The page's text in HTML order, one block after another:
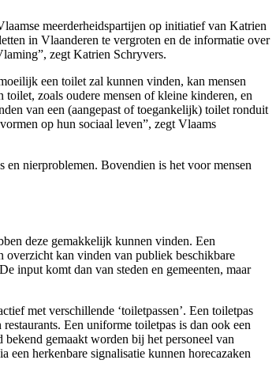
meerderheidspartijen op initiatief van Katrien
in Vlaanderen te vergroten en de informatie over
zegt Katrien Schryvers.
een toilet zal kunnen vinden, kan mensen
toilet, zoals oudere mensen of kleine kinderen, en
van een (aangepast of toegankelijk) toilet ronduit
op hun sociaal leven”, zegt Vlaams
nierproblemen. Bovendien is het voor mensen
deze gemakkelijk kunnen vinden. Een
overzicht kan vinden van publiek beschikbare
input komt dan van steden en gemeenten, maar
met verschillende ‘toiletpassen’. Een toiletpas
Een uniforme toiletpas is dan ook een
gemaakt worden bij het personeel van
herkenbare signalisatie kunnen horecazaken